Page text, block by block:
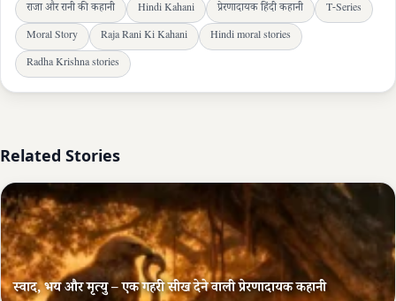
राजा और रानी की कहानी
Hindi Kahani प्रेरणादायक हिंदी कहानी
T-Series
Moral Story
Raja Rani Ki Kahani
Hindi moral stories
Radha Krishna stories
Related Stories
स्वाद, भय और मृत्यु – एक गहरी सीख देने वाली प्रेरणादायक कहानी